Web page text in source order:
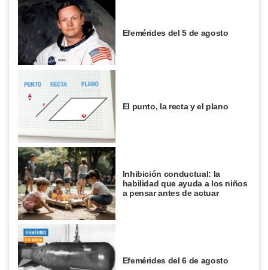
Efemérides del 5 de agosto
El punto, la recta y el plano
Inhibición conductual: la
habilidad que ayuda a los niños
a pensar antes de actuar
Efemérides del 6 de agosto